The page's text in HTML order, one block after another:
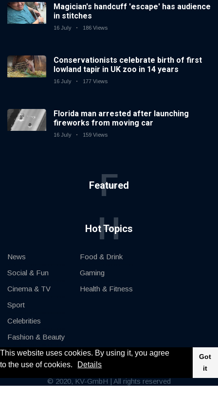
This website uses cookies. By using it, you agree
to the use of cookies.
Details
Got
it
Magician's handcuff 'escape' has audience
in stitches
16 July 186 Views
Conservationists celebrate birth of first
lowland tapir in UK zoo in 14 years
16 July 177 Views
Florida man arrested after launching
fireworks from moving car
16 July 159 Views
Featured
F
Hot Topics
H
News
Social & Fun
Cinema & TV
Sport
Celebrities
Fashion & Beauty
Cars & Motor
Food & Drink
Gaming
Health & Fitness
© 2020, KV-GmbH | All rights reserved